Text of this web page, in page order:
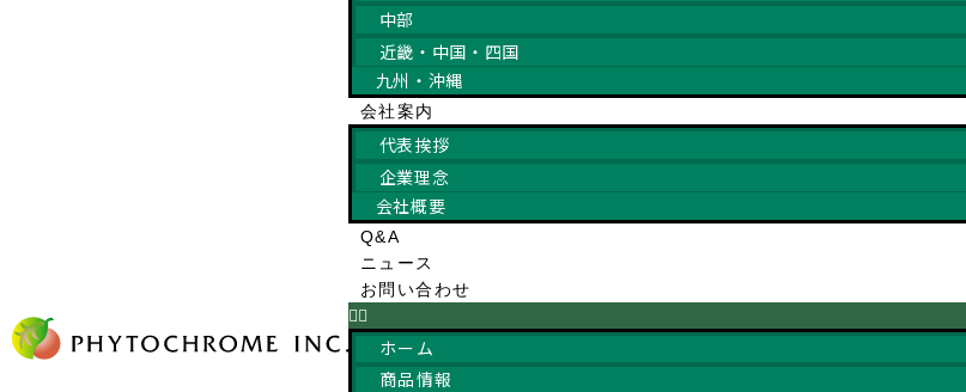
中部
近畿・中国・四国
九州・沖縄
会社案内
代表挨拶
企業理念
会社概要
Q&A
ニュース
お問い合わせ
ホーム
商品情報